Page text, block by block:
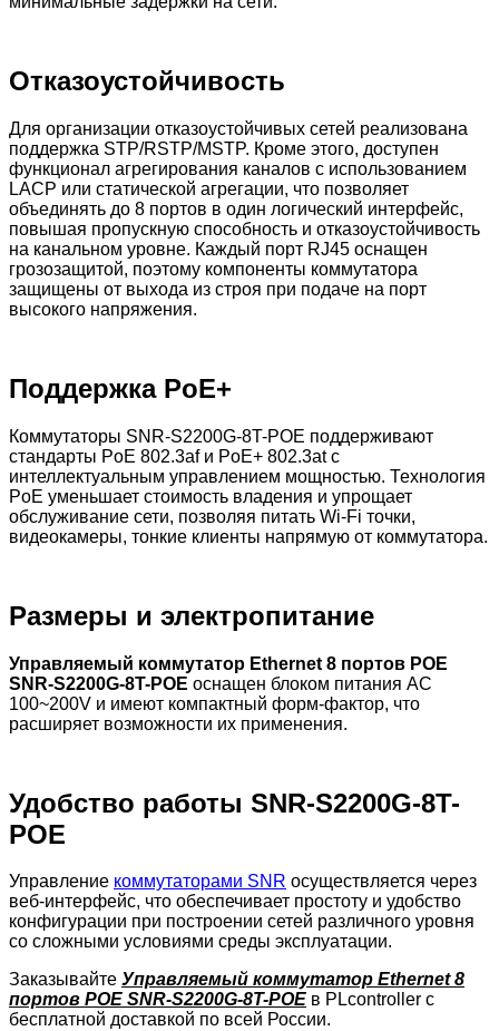
Отказоустойчивость
Для организации отказоустойчивых сетей реализована
поддержка STP/RSTP/MSTP. Кроме этого, доступен
функционал агрегирования каналов с использованием
LACP или статической агрегации, что позволяет
объединять до 8 портов в один логический интерфейс,
повышая пропускную способность и отказоустойчивость
на канальном уровне. Каждый порт RJ45 оснащен
грозозащитой, поэтому компоненты коммутатора
защищены от выхода из строя при подаче на порт
высокого напряжения.
Поддержка PoE+
Коммутаторы SNR-S2200G-8T-POE поддерживают
стандарты PoE 802.3af и PoE+ 802.3at с
интеллектуальным управлением мощностью. Технология
PoE уменьшает стоимость владения и упрощает
обслуживание сети, позволяя питать Wi-Fi точки,
видеокамеры, тонкие клиенты напрямую от коммутатора.
Размеры и электропитание
Управляемый коммутатор Ethernet 8 портов POE
SNR-S2200G-8T-POE оснащен блоком питания AC
100~200V и имеют компактный форм-фактор, что
расширяет возможности их применения.
Удобство работы SNR-S2200G-8T-
POE
Управление коммутаторами SNR осуществляется через
веб-интерфейс, что обеспечивает простоту и удобство
конфигурации при построении сетей различного уровня
со сложными условиями среды эксплуатации.
Заказывайте Управляемый коммутатор Ethernet 8
портов POE SNR-S2200G-8T-POE в PLcontroller с
бесплатной доставкой по всей России.